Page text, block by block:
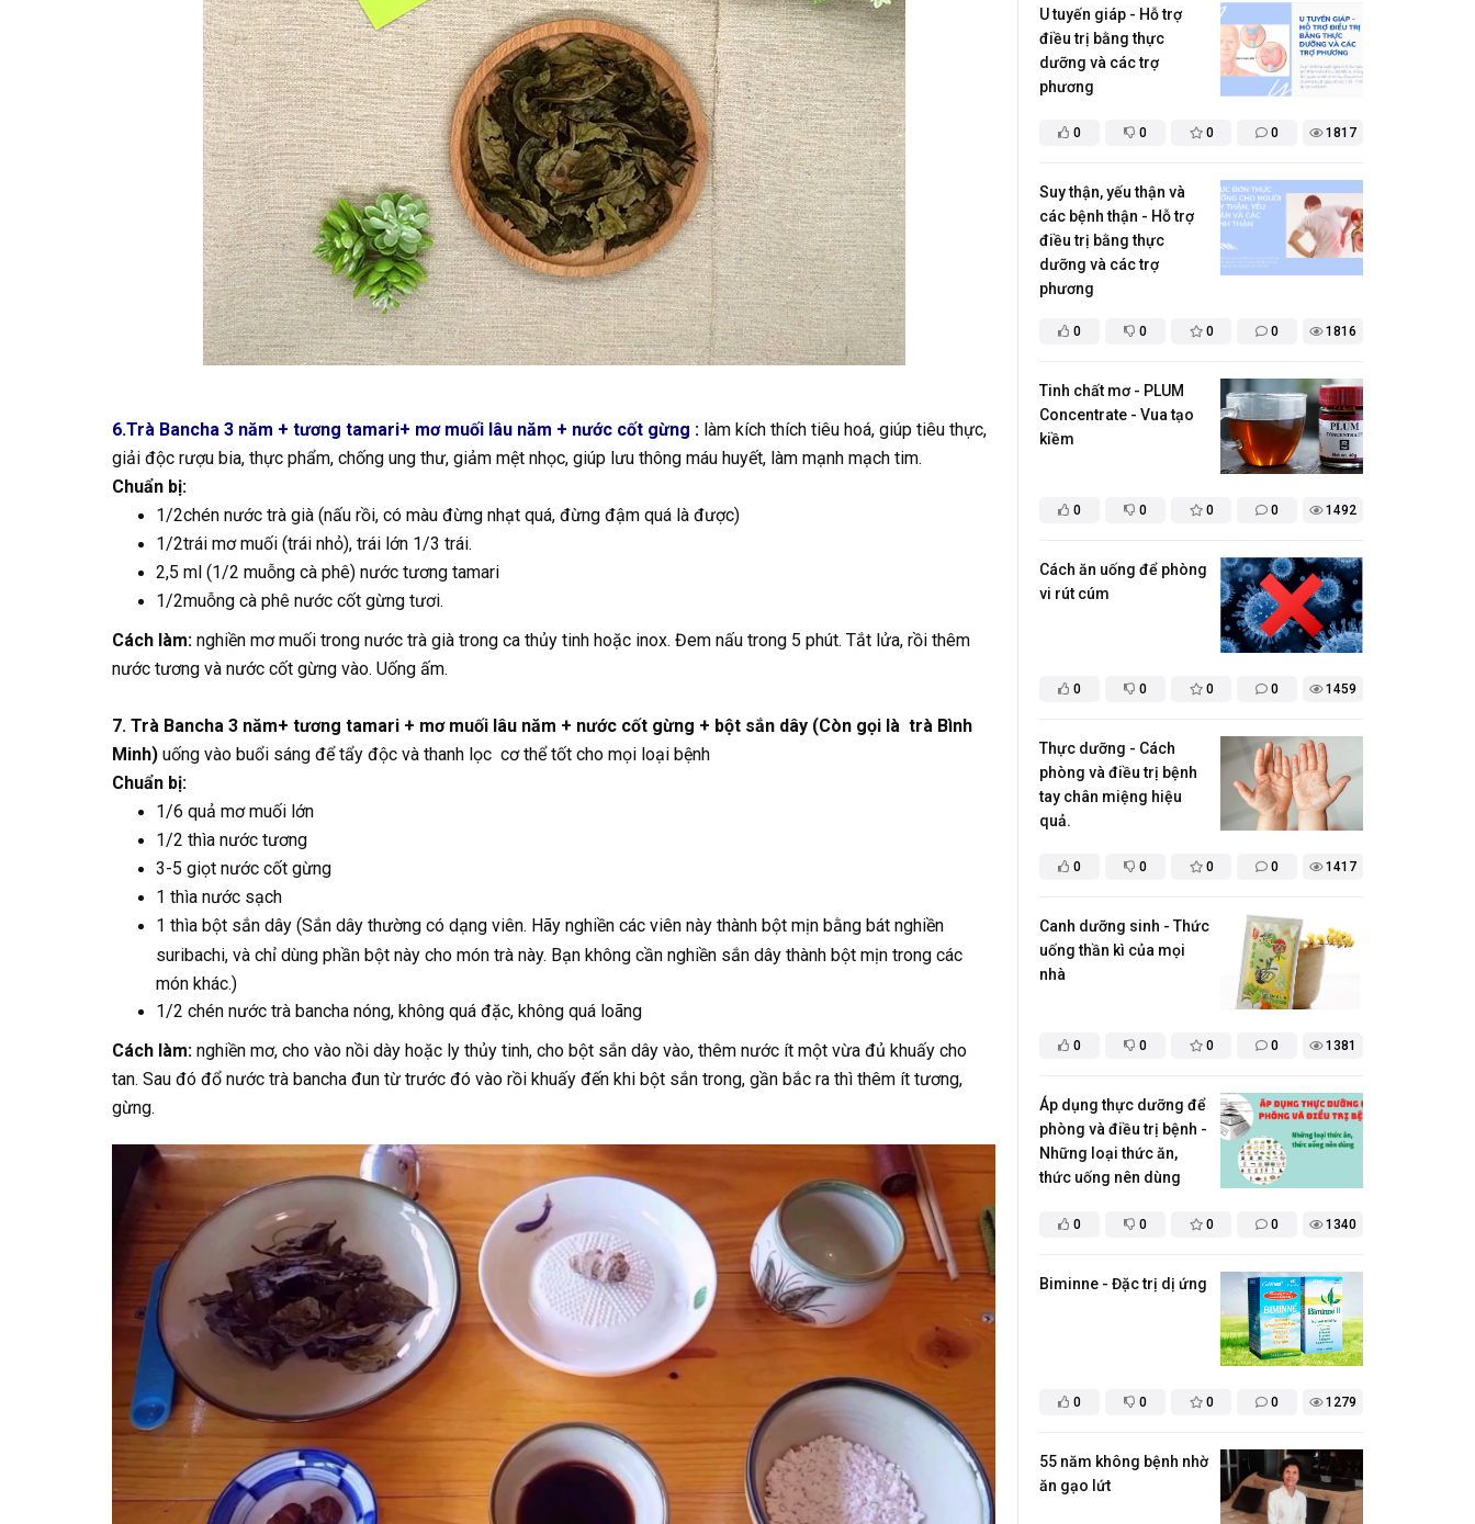
6.Trà Bancha 3 năm + tương tamari+ mơ muối lâu năm + nước cốt gừng : làm kích thích tiêu hoá, giúp tiêu thực,
giải độc rượu bia, thực phẩm, chống ung thư, giảm mệt nhọc, giúp lưu thông máu huyết, làm mạnh mạch tim.
Chuẩn bị:
1/2chén nước trà già (nấu rồi, có màu đừng nhạt quá, đừng đậm quá là được)
1/2trái mơ muối (trái nhỏ), trái lớn 1/3 trái.
2,5 ml (1/2 muỗng cà phê) nước tương tamari
1/2muỗng cà phê nước cốt gừng tươi.
Cách làm: nghiền mơ muối trong nước trà già trong ca thủy tinh hoặc inox. Đem nấu trong 5 phút. Tắt lửa, rồi thêm
nước tương và nước cốt gừng vào. Uống ấm.
7. Trà Bancha 3 năm+ tương tamari + mơ muối lâu năm + nước cốt gừng + bột sắn dây (Còn gọi là trà Bình
Minh) uống vào buổi sáng để tẩy độc và thanh lọc cơ thể tốt cho mọi loại bệnh
Chuẩn bị:
1/6 quả mơ muối lớn
1/2 thìa nước tương
3-5 giọt nước cốt gừng
1 thìa nước sạch
1 thìa bột sắn dây (Sắn dây thường có dạng viên. Hãy nghiền các viên này thành bột mịn bằng bát nghiền
suribachi, và chỉ dùng phần bột này cho món trà này. Bạn không cần nghiền sắn dây thành bột mịn trong các
món khác.)
1/2 chén nước trà bancha nóng, không quá đặc, không quá loãng
Cách làm: nghiền mơ, cho vào nồi dày hoặc ly thủy tinh, cho bột sắn dây vào, thêm nước ít một vừa đủ khuấy cho
tan. Sau đó đổ nước trà bancha đun từ trước đó vào rồi khuấy đến khi bột sắn trong, gần bắc ra thì thêm ít tương,
gừng.
0 0 0 0 1817
U tuyến giáp - Hỗ trợ
điều trị bằng thực
dưỡng và các trợ
phương
0 0 0 0 1816
Suy thận, yếu thận và
các bệnh thận - Hỗ trợ
điều trị bằng thực
dưỡng và các trợ
phương
0 0 0 0 1492
Tinh chất mơ - PLUM
Concentrate - Vua tạo
kiềm
0 0 0 0 1459
Cách ăn uống để phòng
vi rút cúm ​
0 0 0 0 1417
Thực dưỡng - Cách
phòng và điều trị bệnh
tay chân miệng hiệu
quả.
0 0 0 0 1381
Canh dưỡng sinh - Thức
uống thần kì của mọi
nhà
0 0 0 0 1340
Áp dụng thực dưỡng để
phòng và điều trị bệnh -
Những loại thức ăn,
thức uống nên dùng
0 0 0 0 1279
​Biminne - Đặc trị dị ứng
55 năm không bệnh nhờ
ăn gạo lứt